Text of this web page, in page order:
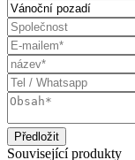
Související produkty